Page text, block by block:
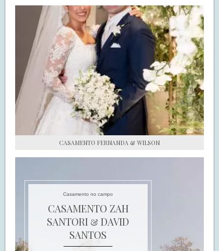
CASAMENTO FERNANDA & WILSON
Casamento no campo
CASAMENTO ZAH
SANTORI & DAVID
SANTOS